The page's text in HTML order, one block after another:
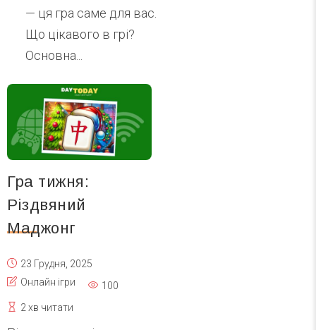
— ця гра саме для вас.
Що цікавого в грі?
Основна...
Гра тижня:
Різдвяний
Маджонг
23 Грудня, 2025
Онлайн ігри
100
2 хв читати